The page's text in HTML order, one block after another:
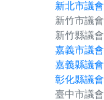
新北市議會
新竹市議會
新竹縣議會
嘉義市議會
嘉義縣議會
彰化縣議會
臺中市議會